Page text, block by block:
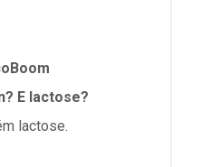
E lactose?
lactose.